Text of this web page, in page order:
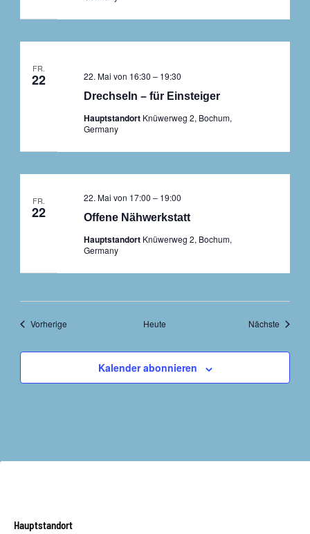
FR.
22
Drechseln – für Einsteiger
22. Mai von 16:30 – 19:30
Hauptstandort Knüwerweg 2, Bochum,
Germany
FR.
22 Offene Nähwerkstatt
22. Mai von 17:00 – 19:00
Hauptstandort Knüwerweg 2, Bochum,
Germany
VorherigeVeranstaltungen Heute Nächste
Kalender abonnieren
Hauptstandort